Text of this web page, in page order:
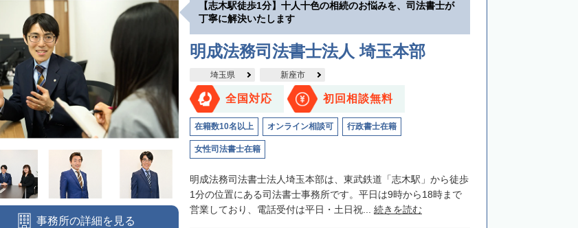
【志木駅徒歩1分】十人十色の相続のお悩みを、司法書士が
丁寧に解決いたします
明成法務司法書士法人 埼玉本部
埼玉県 新座市
全国対応 初回相談無料
在籍数10名以上 オンライン相談可 行政書士在籍
女性司法書士在籍
明成法務司法書士法人埼玉本部は、東武鉄道「志木駅」から徒歩
1分の位置にある司法書士事務所です。平日は9時から18時まで
営業しており、電話受付は平日・土日祝... 続きを読む
事務所の詳細を見る